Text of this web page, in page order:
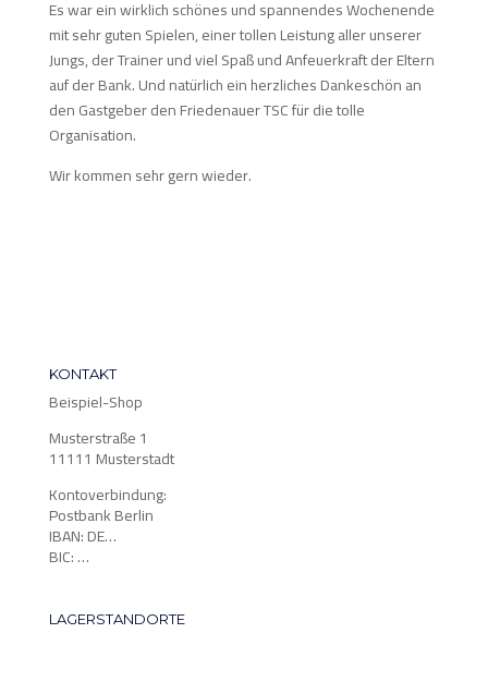
Es war ein wirklich schönes und spannendes Wochenende
mit sehr guten Spielen, einer tollen Leistung aller unserer
Jungs, der Trainer und viel Spaß und Anfeuerkraft der Eltern
auf der Bank. Und natürlich ein herzliches Dankeschön an
den Gastgeber den Friedenauer TSC für die tolle
Organisation.
Wir kommen sehr gern wieder.
KONTAKT
Beispiel-Shop
Musterstraße 1
11111 Musterstadt
Kontoverbindung:
Postbank Berlin
IBAN: DE…
BIC: …
LAGERSTANDORTE